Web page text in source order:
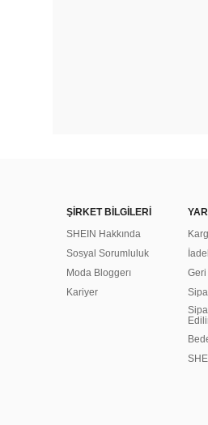
ŞİRKET BİLGİLERİ
SHEIN Hakkında
Sosyal Sorumluluk
Moda Bloggerı
Kariyer
Geri